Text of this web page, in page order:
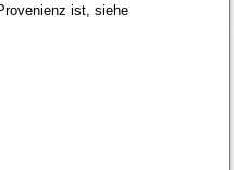
ist, siehe